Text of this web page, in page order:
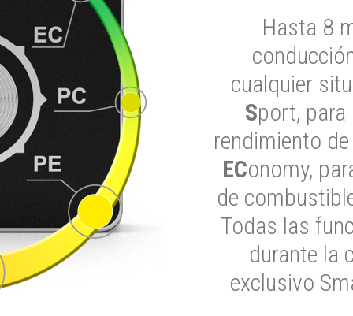
Hasta 8
cualquier
Sport, para
rendimiento
EConomy,
de
Todas las
durante la
exclusivo